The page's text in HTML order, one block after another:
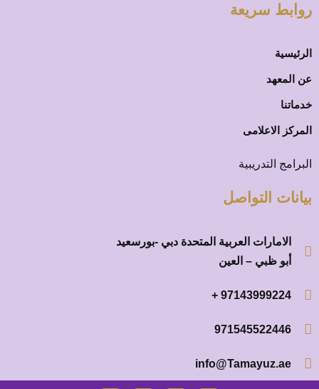
روابط سريعة
الرئيسية
عن المعهد
خدماتنا
المركز الاعلامى
البرامج التدريبية
بيانات التواصل
الامارات العربية المتحدة دبي -بورسعيد
أبو ظبي – العين
97143999224 +
971545522446
info@Tamayuz.ae